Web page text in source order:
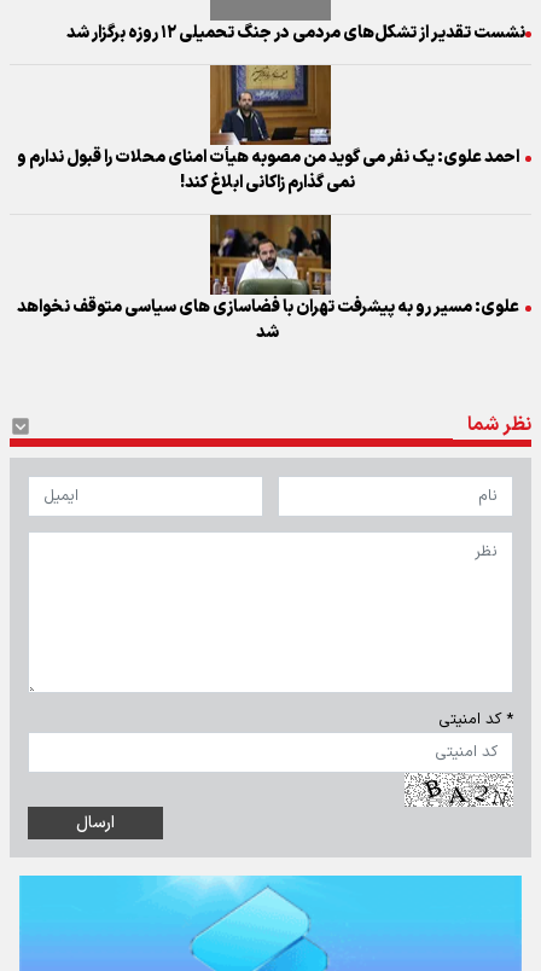
نشست تقدیر از تشکل‌های مردمی در جنگ تحمیلی ۱۲ روزه برگزار شد
احمد علوی: یک نفر می گوید من مصوبه هیأت امنای محلات را قبول ندارم و
نمی گذارم زاکانی ابلاغ کند!
علوی: مسیر رو به پیشرفت تهران با فضاسازی های سیاسی متوقف نخواهد
شد
نظر شما
* کد امنیتی